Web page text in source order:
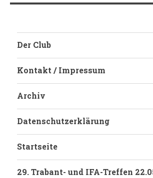
Der Club
Kontakt / Impressum
Archiv
Datenschutzerklärung
Startseite
29. Trabant- und IFA-Treffen